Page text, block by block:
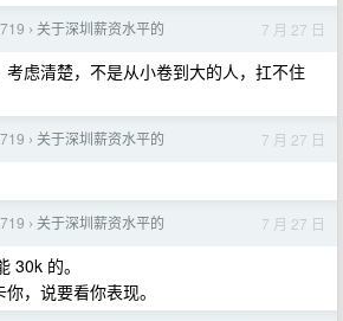
› 关于深圳薪资水平的 7 月 27 日
虑清楚，不是从小卷到大的人，扛不住
› 关于深圳薪资水平的 7 月 27 日
› 关于深圳薪资水平的 7 月 27 日
30k 的。
，说要看你表现。